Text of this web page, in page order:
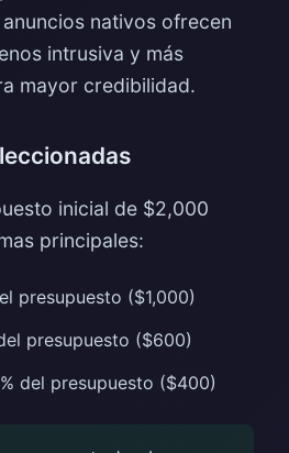
nativos ofrecen
intrusiva y más
mayor credibilidad.
inicial de $2,000
principales:
presupuesto ($1,000)
presupuesto ($600)
del presupuesto ($400)